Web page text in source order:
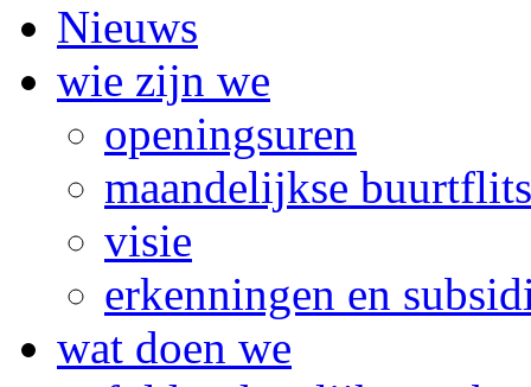
Nieuws
wie zijn we
openingsuren
maandelijkse buurtflits
visie
erkenningen en
wat doen we